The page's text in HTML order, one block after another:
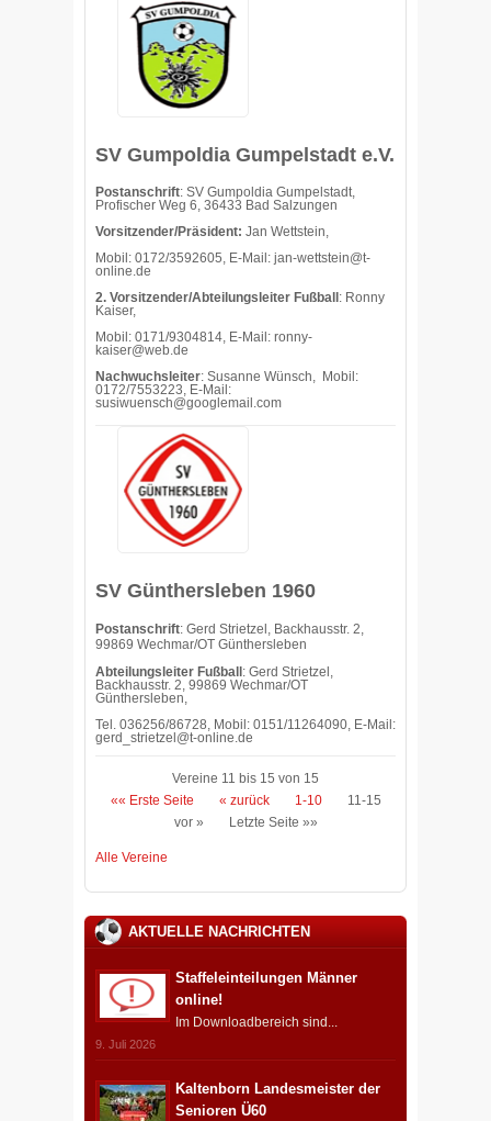
SV Gumpoldia Gumpelstadt e.V.
Postanschrift: SV Gumpoldia Gumpelstadt,
Profischer Weg 6, 36433 Bad Salzungen
Vorsitzender/Präsident: Jan Wettstein,
Mobil: 0172/3592605, E-Mail: jan-wettstein@t-
online.de
2. Vorsitzender/Abteilungsleiter Fußball : Ronny
Kaiser,
Mobil: 0171/9304814, E-Mail: ronny-
kaiser@web.de
Nachwuchsleiter: Susanne Wünsch, Mobil:
0172/7553223, E-Mail:
susiwuensch@googlemail.com
SV Günthersleben 1960
Postanschrift: Gerd Strietzel, Backhausstr. 2,
99869 Wechmar/OT Günthersleben
Abteilungsleiter Fußball : Gerd Strietzel,
Backhausstr. 2, 99869 Wechmar/OT
Günthersleben,
Tel. 036256/86728, Mobil: 0151/11264090, E-Mail:
gerd_strietzel@t-online.de
Vereine 11 bis 15 von 15
«« Erste Seite
« zurück 1-10
11-15
vor »
Letzte Seite »»
Alle Vereine
AKTUELLE NACHRICHTEN
Staffeleinteilungen Männer
online!
Im Downloadbereich sind...
9. Juli 2026
Kaltenborn Landesmeister der
Senioren Ü60